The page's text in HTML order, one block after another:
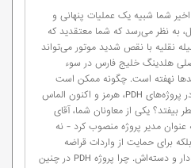
شما شبیه یک عملیات پنهانی و
به نظر می‌رسد که شما معتقدید که
نقلیه با نقص شدید موتور می‌تواند
هلدینگ خلیج فارس در سوء
نهفته است. چگونه ممکن است
میلیاردها دلار سرمایه‌گذاری شده در پروژه‌های PDH، هرمز و اکنون الماس
یکی از معاونان شما، آقای
عنوان مدیر پروژه منصوب کرد - نه
برای حمایت از واردات قراضه
صنعتی بی‌کیفیت از چین، به نفع دار و دسته‌اش. چرا پروژه PDH در چنین